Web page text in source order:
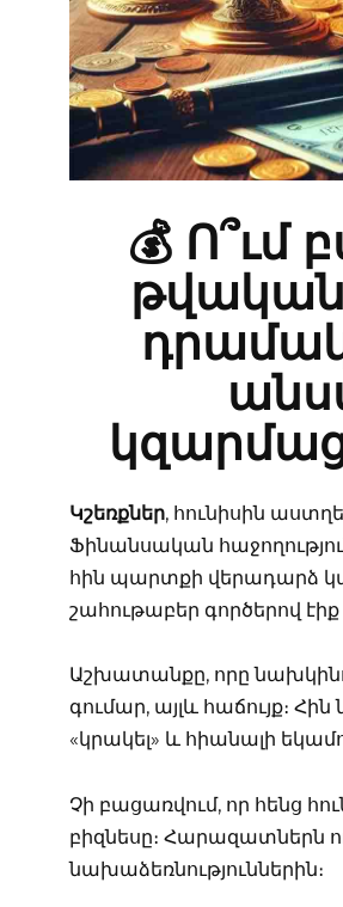
💰 Ո՞ւմ
Կշեռքներ, հունիսին
Ֆինանսական
հին պարտքի վերադարձ
շահութաբեր գործերով
Աշխատանքը, որը
գումար, այլև հաճույք։
«կրակել» և հիանալի
Չի բացառվում, որ հենց
բիզնեսը։ Հարազատներն
նախաձեռնություններին։